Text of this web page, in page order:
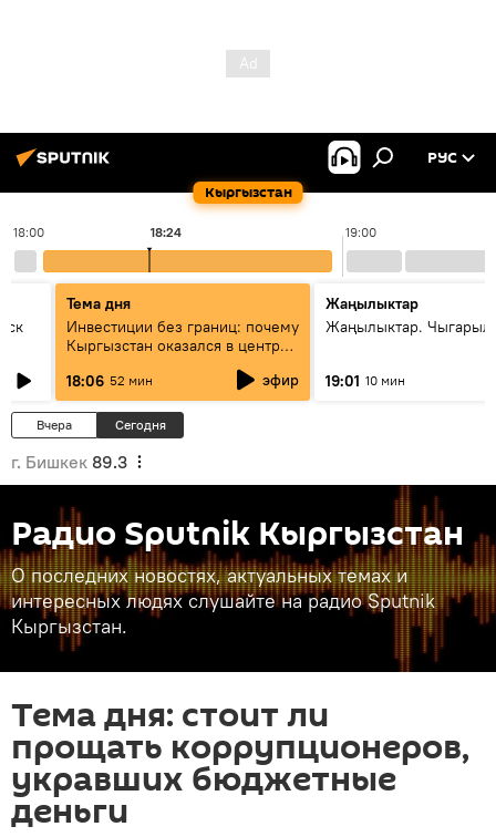
Кыргызстан
РУС
18:00 19:00
18:24
Тема дня
Инвестиции без границ: почему
Кыргызстан оказался в центре
18:06 52 мин эфир
Жаңылыктар
Жаңылыктар.
19:01 10 мин
Вчера Сегодня
г. Бишкек 89.3
Радио Sputnik Кыргызстан
О последних новостях, актуальных темах и
интересных людях слушайте на радио Sputnik
Кыргызстан.
Тема дня: стоит ли
прощать коррупционеров,
укравших бюджетные
деньги